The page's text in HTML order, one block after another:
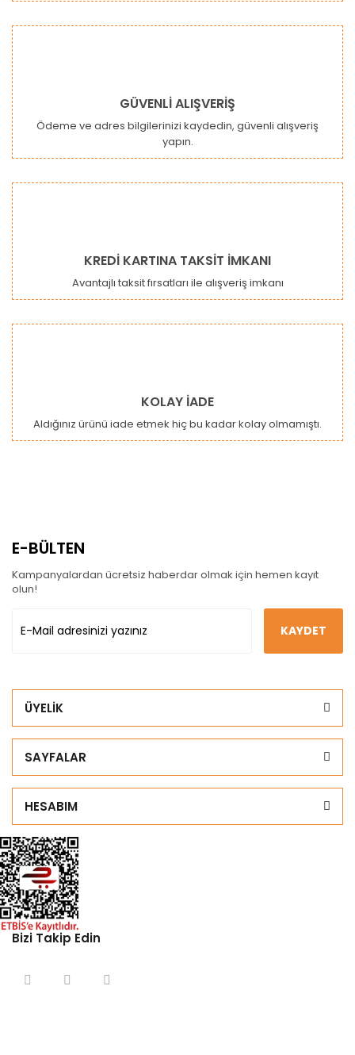
Gönder
GÜVENLİ ALIŞVERİŞ
Ödeme ve adres bilgilerinizi kaydedin, güvenli alışveriş
yapın.
KREDİ KARTINA TAKSİT İMKANI
Avantajlı taksit fırsatları ile alışveriş imkanı
KOLAY İADE
Aldığınız ürünü iade etmek hiç bu kadar kolay olmamıştı.
E-BÜLTEN
Kampanyalardan ücretsiz haberdar olmak için hemen kayıt
olun!
KAYDET
ÜYELİK
SAYFALAR
HESABIM
Bizi Takip Edin